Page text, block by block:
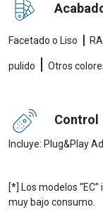
Facetado o Liso |
pulido | Otros
Control
Incluye: Plug&Play
[*] Los modelos
muy bajo consumo.